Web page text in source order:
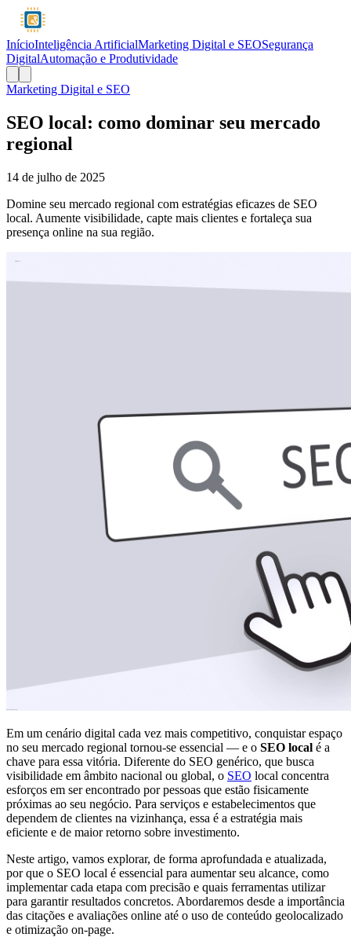
InícioInteligência ArtificialMarketing Digital e SEOSegurança
DigitalAutomação e Produtividade
Marketing Digital e SEO
SEO local: como dominar seu mercado
regional
14 de julho de 2025
Domine seu mercado regional com estratégias eficazes de SEO
local. Aumente visibilidade, capte mais clientes e fortaleça sua
presença online na sua região.
Em um cenário digital cada vez mais competitivo, conquistar espaço
no seu mercado regional tornou-se essencial — e o SEO local é a
chave para essa vitória. Diferente do SEO genérico, que busca
visibilidade em âmbito nacional ou global, o SEO local concentra
esforços em ser encontrado por pessoas que estão fisicamente
próximas ao seu negócio. Para serviços e estabelecimentos que
dependem de clientes na vizinhança, essa é a estratégia mais
eficiente e de maior retorno sobre investimento.
Neste artigo, vamos explorar, de forma aprofundada e atualizada,
por que o SEO local é essencial para aumentar seu alcance, como
implementar cada etapa com precisão e quais ferramentas utilizar
para garantir resultados concretos. Abordaremos desde a importância
das citações e avaliações online até o uso de conteúdo geolocalizado
e otimização on‑page.